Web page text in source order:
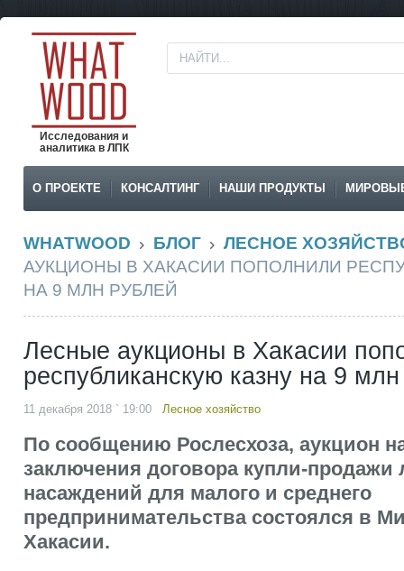
Исследования и
аналитика в ЛПК
О ПРОЕКТЕ КОНСАЛТИНГ НАШИ ПРОДУКТЫ
WHATWOOD БЛОГ
ЛЕСНОЕ
АУКЦИОНЫ В ХАКАСИИ ПОПОЛНИЛИ
НА 9 МЛН РУБЛЕЙ
Лесные аукционы в Хакасии
республиканскую казну на 9
11 декабря 2018 ` 19:00 Лесное хозяйство
По сообщению Рослесхоза, аукцион
заключения договора купли-продажи
насаждений для малого и среднего
предпринимательства состоялся в
Хакасии.